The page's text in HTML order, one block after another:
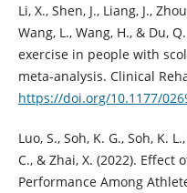
Li, X., Shen, J., Liang, J.,
Wang, L., Wang, H., & Du,
exercise in people with
meta-analysis. Clinical
https://doi.org/10.1177/
Luo, S., Soh, K. G., Soh, K.
C., & Zhai, X. (2022). Effect
Performance Among